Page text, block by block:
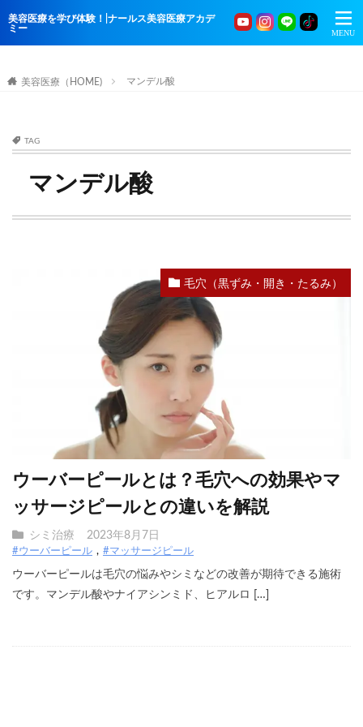
美容医療を学び体験！|ナールス美容医療アカデ
ミー
美容医療（HOME) マンデル酸
TAG
マンデル酸
毛穴（黒ずみ・開き・たるみ）
ウーバーピールとは？毛穴への効果やマ
ッサージピールとの違いを解説
シミ治療 2023年8月7日
#ウーバーピール #マッサージピール
ウーバーピールは毛穴の悩みやシミなどの改善が期待できる施術
です。マンデル酸やナイアシンミド、ヒアルロ […]